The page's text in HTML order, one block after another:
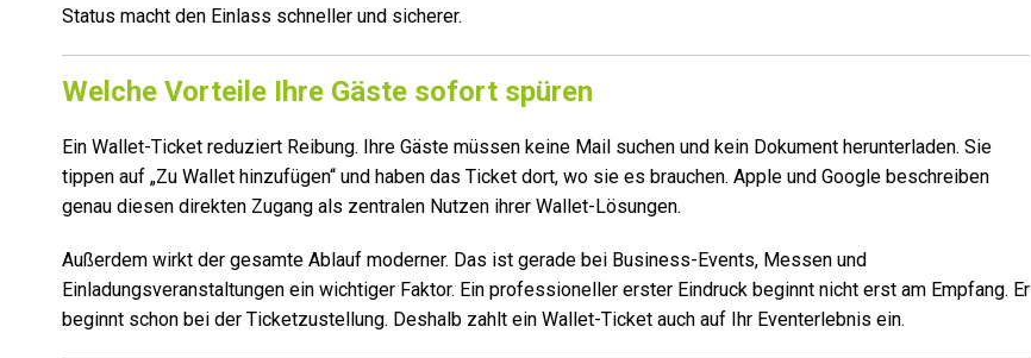
Status macht den Einlass schneller und sicherer.
Welche Vorteile Ihre Gäste sofort spüren
Ein Wallet-Ticket reduziert Reibung. Ihre Gäste müssen keine Mail suchen und kein Dokument herunterladen. Sie
tippen auf „Zu Wallet hinzufügen“ und haben das Ticket dort, wo sie es brauchen. Apple und Google beschreiben
genau diesen direkten Zugang als zentralen Nutzen ihrer Wallet-Lösungen.
Außerdem wirkt der gesamte Ablauf moderner. Das ist gerade bei Business-Events, Messen und
Einladungsveranstaltungen ein wichtiger Faktor. Ein professioneller erster Eindruck beginnt nicht erst am Empfang. Er
beginnt schon bei der Ticketzustellung. Deshalb zahlt ein Wallet-Ticket auch auf Ihr Eventerlebnis ein.